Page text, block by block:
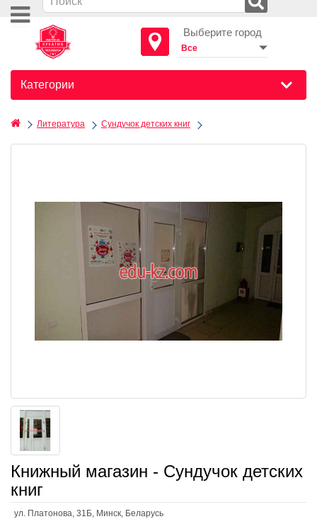
Выберите город
Категории
Литература Сундучок детских книг
Книжный магазин - Сундучок детских
книг
ул. Платонова, 31Б, Минск, Беларусь